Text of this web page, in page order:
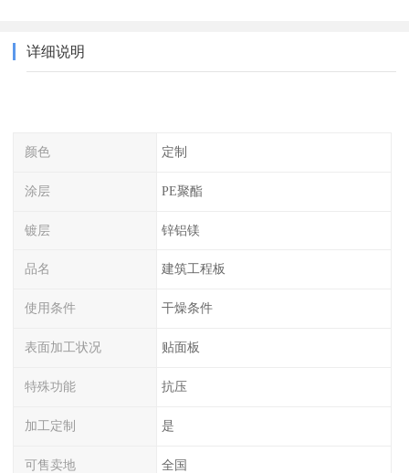
详细说明
颜色 定制
涂层 PE聚酯
镀层 锌铝镁
品名 建筑工程板
使用条件 干燥条件
表面加工状况 贴面板
特殊功能 抗压
加工定制 是
可售卖地 全国